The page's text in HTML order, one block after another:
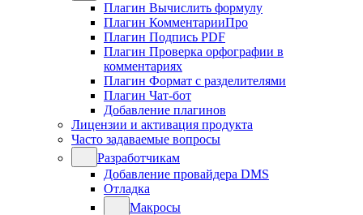
Плагин Вычислить формулу
Плагин КомментарииПро
Плагин Подпись PDF
Плагин Проверка орфографии в
комментариях
Плагин Формат с разделителями
Плагин Чат-бот
Добавление плагинов
Лицензии и активация продукта
Часто задаваемые вопросы
Разработчикам
Добавление провайдера DMS
Отладка
Макросы